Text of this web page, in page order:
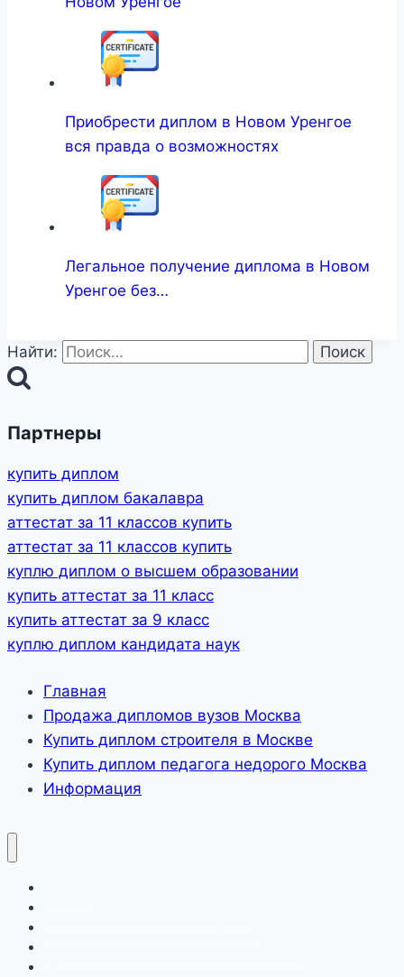
Приобрести диплом в Новом Уренгое
вся правда о возможностях
Легальное получение диплома в Новом
Уренгое без…
Найти:
Партнеры
купить диплом
купить диплом бакалавра
аттестат за 11 классов купить
аттестат за 11 классов купить
куплю диплом о высшем образовании
купить аттестат за 11 класс
купить аттестат за 9 класс
куплю диплом кандидата наук
Главная
Продажа дипломов вузов Москва
Купить диплом строителя в Москве
Купить диплом педагога недорого Москва
Информация